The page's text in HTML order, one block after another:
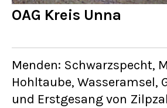
OAG Kreis Unna
Menden: Schwarzspecht,
Hohltaube, Wasseramsel,
und Erstgesang von